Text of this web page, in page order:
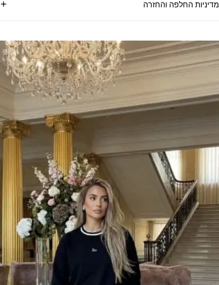
מדיניות החלפה והחזרה